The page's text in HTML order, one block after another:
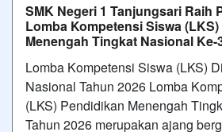
SMK Negeri 1 Tanjungsari Raih
Lomba Kompetensi Siswa
Menengah Tingkat Nasional Ke-
Lomba Kompetensi Siswa (LKS)
Nasional Tahun 2026 Lomba
(LKS) Pendidikan Menengah
Tahun 2026 merupakan ajang